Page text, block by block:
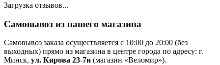
Загрузка отзывов...
Самовывоз из нашего магазина
Самовывоз заказа осуществляется с 10:00 до 20:00 (без
выходных) прямо из магазина в центре города по адресу: г.
Минск, ул. Кирова 23-7н (магазин «Веломир»).